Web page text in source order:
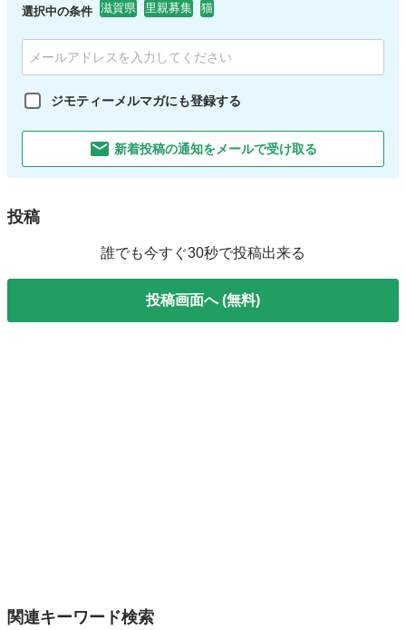
選択中の条件 滋賀県 里親募集 猫
ジモティーメルマガにも登録する
新着投稿の通知をメールで受け取る
投稿
誰でも今すぐ30秒で投稿出来る
投稿画面へ (無料)
関連キーワード検索